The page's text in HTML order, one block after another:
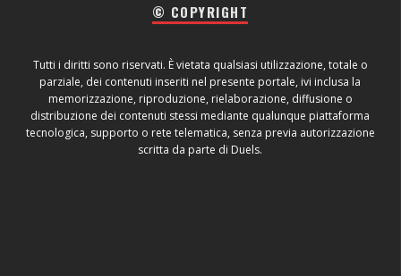
© COPYRIGHT
Tutti i diritti sono riservati. È vietata qualsiasi utilizzazione, totale o
parziale, dei contenuti inseriti nel presente portale, ivi inclusa la
memorizzazione, riproduzione, rielaborazione, diffusione o
distribuzione dei contenuti stessi mediante qualunque piattaforma
tecnologica, supporto o rete telematica, senza previa autorizzazione
scritta da parte di Duels.